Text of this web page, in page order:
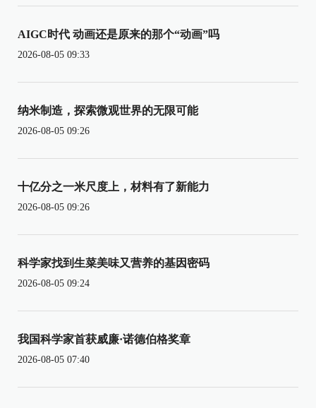
AIGC时代 动画还是原来的那个“动画”吗
2026-08-05 09:33
纳米制造，探索微观世界的无限可能
2026-08-05 09:26
十亿分之一米尺度上，材料有了新能力
2026-08-05 09:26
科学家找到生菜美味又营养的基因密码
2026-08-05 09:24
我国科学家首获威廉·诺德伯格奖章
2026-08-05 07:40